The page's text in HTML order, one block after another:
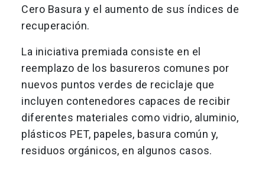
Cero Basura y el aumento de sus índices de
recuperación.
La iniciativa premiada consiste en el
reemplazo de los basureros comunes por
nuevos puntos verdes de reciclaje que
incluyen contenedores capaces de recibir
diferentes materiales como vidrio, aluminio,
plásticos PET, papeles, basura común y,
residuos orgánicos, en algunos casos.